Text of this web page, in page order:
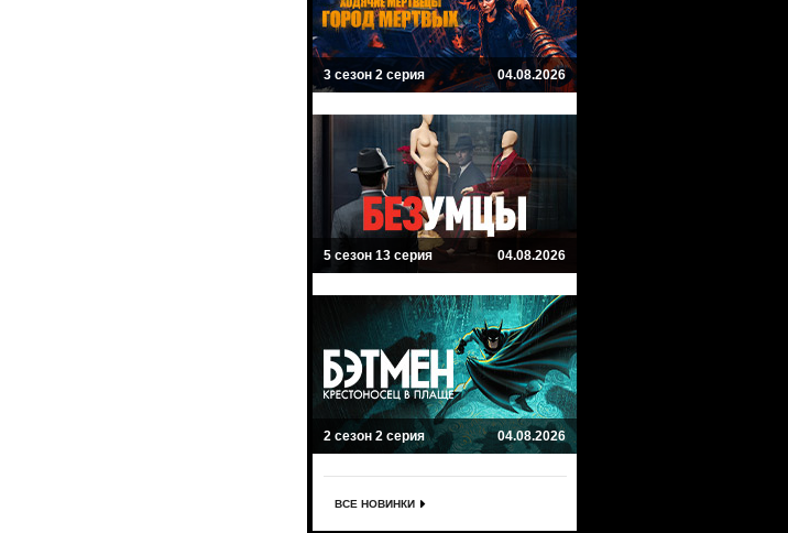
3 сезон 2 серия 04.08.2026
5 сезон 13 серия 04.08.2026
2 сезон 2 серия 04.08.2026
ВСЕ НОВИНКИ